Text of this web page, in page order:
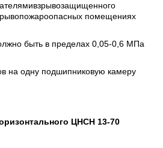
помещениях
быть в пределах 0,05-0,6 МПа
на одну подшипниковую камеру
ЦНСН 13-70